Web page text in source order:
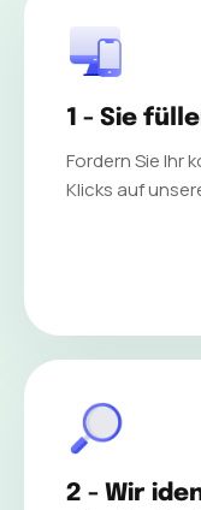
1 - Sie
Fordern Sie Ihr
Klicks auf
2 - Wir